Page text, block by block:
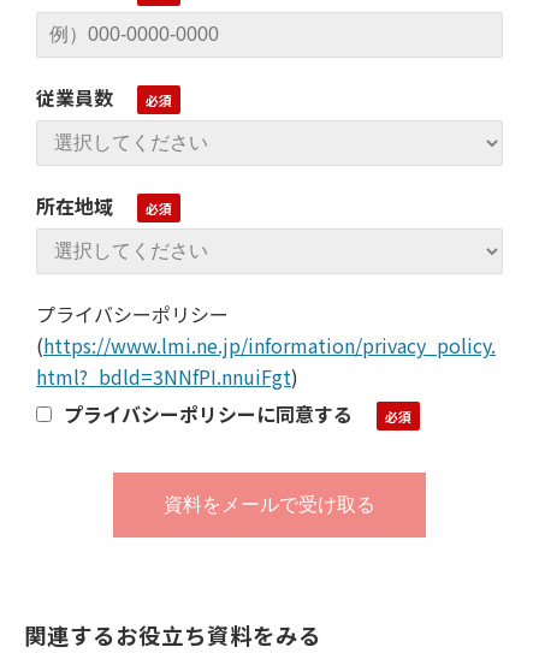
従業員数
所在地域
プライバシーポリシー
(https://www.lmi.ne.jp/information/privacy_policy.
html?_bdld=3NNfPI.nnuiFgt)
プライバシーポリシーに同意する
関連するお役立ち資料をみる